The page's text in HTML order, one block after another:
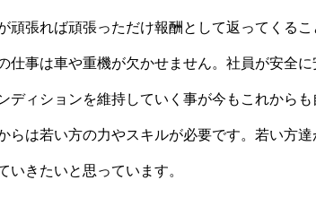
頑張れば頑張っただけ報酬として返ってくる
仕事は車や重機が欠かせません。社員が安全
ディションを維持していく事が今もこれからも
らは若い方の力やスキルが必要です。若い方
いきたいと思っています。